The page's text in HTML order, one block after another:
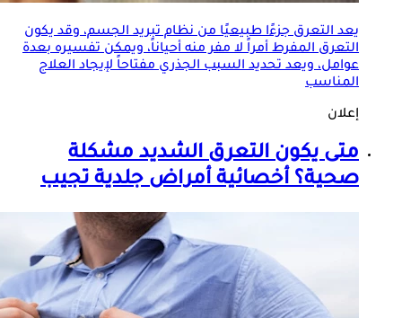
يعدالتعرقجزءًا طبيعيًا من نظام تبريد الجسم، وقد يكون
التعرقالمفرط أمراً لا مفر منه أحياناً، ويمكن تفسيره بعدة
عوامل، ويعد تحديد السبب الجذري مفتاحاً لإيجاد العلاج
المناسب
إعلان
متى يكونالتعرقالشديد مشكلة
صحية؟ أخصائية أمراض جلدية تجيب